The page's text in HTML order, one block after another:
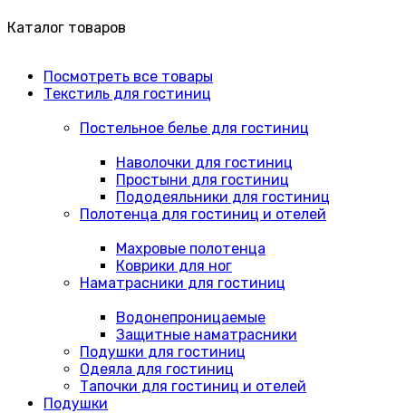
Каталог товаров
Посмотреть все товары
Текстиль для гостиниц
Постельное белье для гостиниц
Наволочки для гостиниц
Простыни для гостиниц
Пододеяльники для гостиниц
Полотенца для гостиниц и отелей
Махровые полотенца
Коврики для ног
Наматрасники для гостиниц
Водонепроницаемые
Защитные наматрасники
Подушки для гостиниц
Одеяла для гостиниц
Тапочки для гостиниц и отелей
Подушки